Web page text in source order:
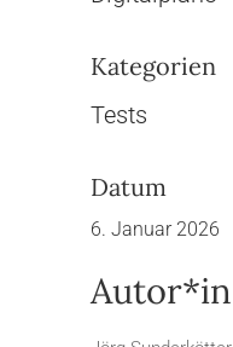
Kategorien
Tests
Datum
6. Januar 2026
Autor*in